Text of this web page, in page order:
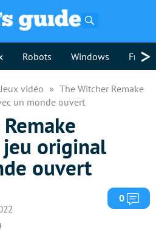
Robots Windows >
Jeux vidéo
The Witcher Remake
un monde ouvert
jeu original
ouvert
0